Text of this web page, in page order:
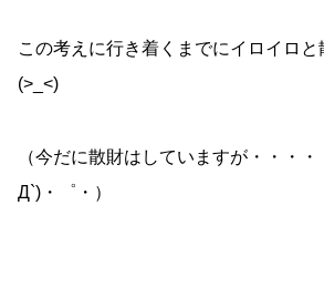
この考えに行き着くまでにイロイロと
(>_<)
（今だに散財はしていますが・・・・
Д`)・゜・）